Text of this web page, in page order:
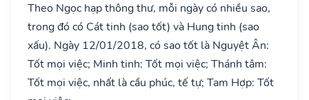
Theo Ngọc hạp thông thư, mỗi ngày có nhiều sao,
trong đó có Cát tinh (sao tốt) và Hung tinh (sao
xấu). Ngày 12/01/2018, có sao tốt là Nguyệt Ân:
Tốt mọi việc; Minh tinh: Tốt mọi việc; Thánh tâm:
Tốt mọi việc, nhất là cầu phúc, tế tự; Tam Hợp: Tốt